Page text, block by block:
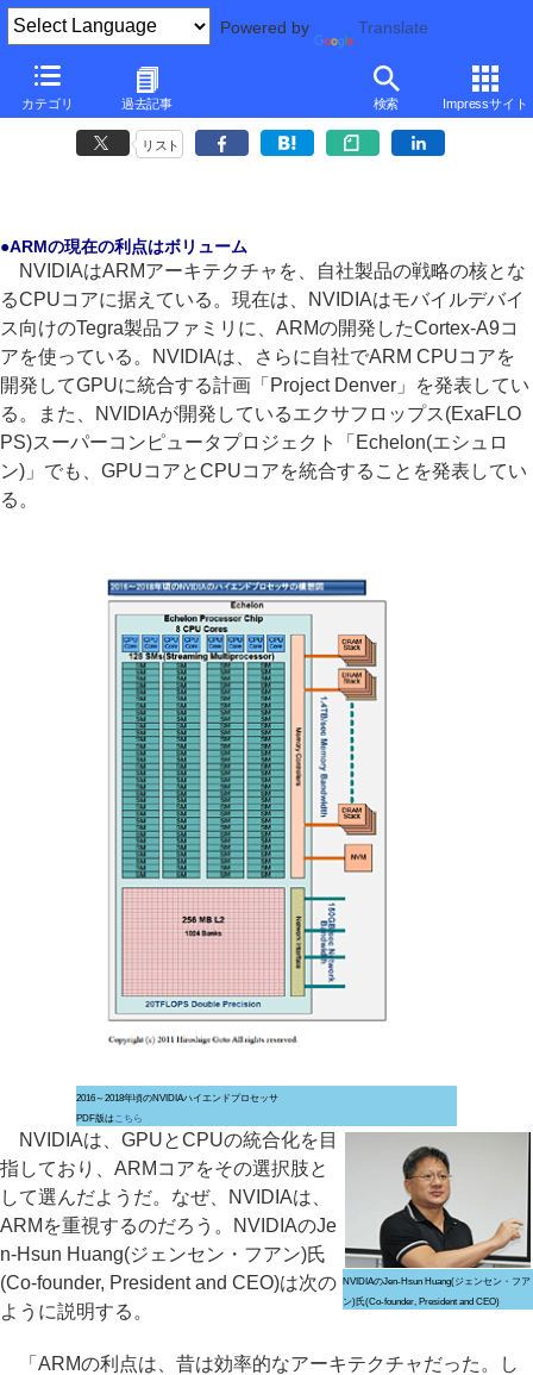
Powered by Translate
カテゴリ 過去記事 検索 Impressサイト
■後藤弘茂のWeekly海外ニュース■
NVIDIAのARMコアは次世代マイクロアーキテクチャを拡張
リスト
●ARMの現在の利点はボリューム
NVIDIAはARMアーキテクチャを、自社製品の戦略の核とな
るCPUコアに据えている。現在は、NVIDIAはモバイルデバイ
ス向けのTegra製品ファミリに、ARMの開発したCortex-A9コ
アを使っている。NVIDIAは、さらに自社でARM CPUコアを
開発してGPUに統合する計画「Project Denver」を発表してい
る。また、NVIDIAが開発しているエクサフロップス(ExaFLO
PS)スーパーコンピュータプロジェクト「Echelon(エシュロ
ン)」でも、GPUコアとCPUコアを統合することを発表してい
る。
2016～2018年頃のNVIDIAハイエンドプロセッサ
PDF版は こちら
NVIDIAのJen-Hsun Huang(ジェンセン・フア
ン)氏(Co-founder, President and CEO)
NVIDIAは、GPUとCPUの統合化を目
指しており、ARMコアをその選択肢と
して選んだようだ。なぜ、NVIDIAは、
ARMを重視するのだろう。NVIDIAのJe
n-Hsun Huang(ジェンセン・フアン)氏
(Co-founder, President and CEO)は次の
ように説明する。
「ARMの利点は、昔は効率的なアーキテクチャだった。し